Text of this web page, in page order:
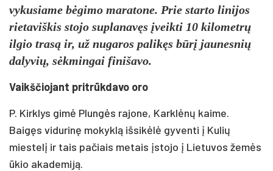
vykusiame bėgimo maratone. Prie starto linijos
rietaviškis stojo suplanavęs įveikti 10 kilometrų
ilgio trasą ir, už nugaros palikęs būrį jaunesnių
dalyvių, sėkmingai finišavo.
Vaikščiojant pritrūkdavo oro
P. Kirklys gimė Plungės rajone, Karklėnų kaime.
Baigęs vidurinę mokyklą išsikėlė gyventi į Kulių
miestelį ir tais pačiais metais įstojo į Lietuvos žemės
ūkio akademiją.